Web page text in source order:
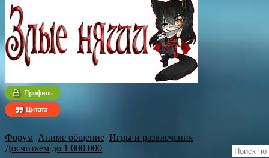
Форум Аниме общение Игры и развлечения
Досчитаем до 1 000 000